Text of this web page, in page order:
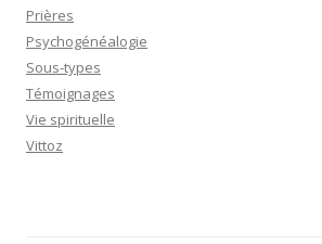
Prières
Psychogénéalogie
Sous-types
Témoignages
Vie spirituelle
Vittoz